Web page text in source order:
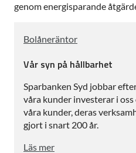
genom energisparande
Bolåneräntor
Vår syn på hållbarhet
Sparbanken Syd jobbar
våra kunder investerar i
våra kunder, deras
gjort i snart 200 år.
Läs mer